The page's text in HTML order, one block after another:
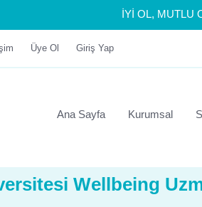
İYİ OL, MUTLU
Üye Ol Giriş Yap
Ana Sayfa Kurumsal
Wellbeing